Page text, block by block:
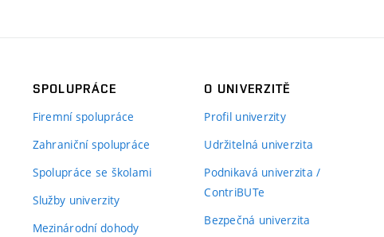
SPOLUPRÁCE
Firemní spolupráce
Zahraniční spolupráce
Spolupráce se školami
Služby univerzity
Mezinárodní dohody
O UNIVERZITĚ
Profil univerzity
Udržitelná univerzita
Podnikavá univerzita /
ContriBUTe
Bezpečná univerzita